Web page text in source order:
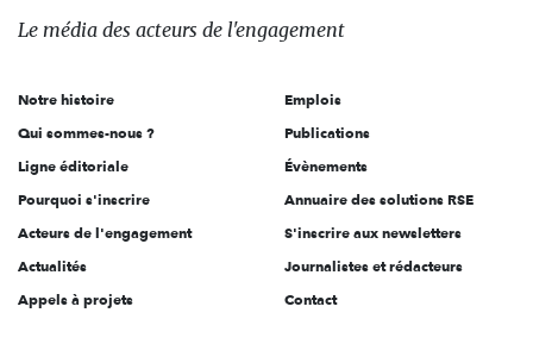
des
l'engagement
Le média des acteurs de l'engagement
Notre histoire
Qui sommes-nous ?
Ligne éditoriale
Pourquoi s'inscrire
Acteurs de l'engagement
Actualités
Appels à projets
Emplois
Publications
Évènements
Annuaire des solutions RSE
S'inscrire aux newsletters
Journalistes et rédacteurs
Contact